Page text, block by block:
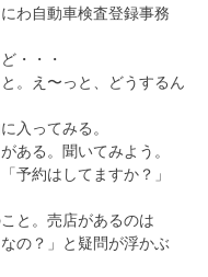
わ自動車検査登録事務
・・・
。え〜っと、どうするん
入ってみる。
ある。聞いてみよう。
予約はしてますか？」
と。売店があるのは
の？」と疑問が浮かぶ